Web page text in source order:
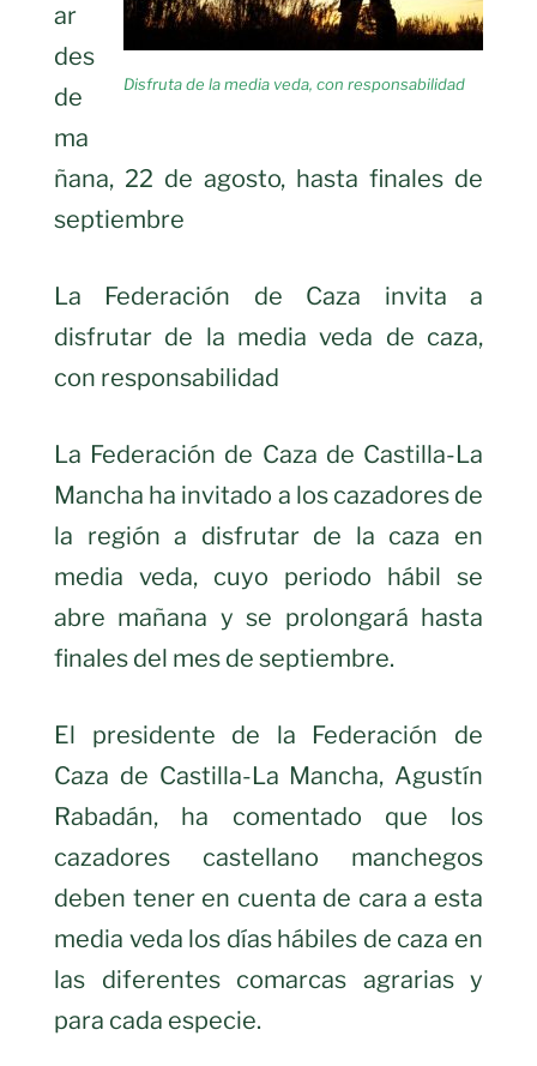
Disfruta de la media veda, con responsabilidad
ar
des
de
ma
ñana, 22 de agosto, hasta finales de
septiembre
La Federación de Caza invita a
disfrutar de la media veda de caza,
con responsabilidad
La Federación de Caza de Castilla-La
Mancha ha invitado a los cazadores de
la región a disfrutar de la caza en
media veda, cuyo periodo hábil se
abre mañana y se prolongará hasta
finales del mes de septiembre.
El presidente de la Federación de
Caza de Castilla-La Mancha, Agustín
Rabadán, ha comentado que los
cazadores castellano manchegos
deben tener en cuenta de cara a esta
media veda los días hábiles de caza en
las diferentes comarcas agrarias y
para cada especie.